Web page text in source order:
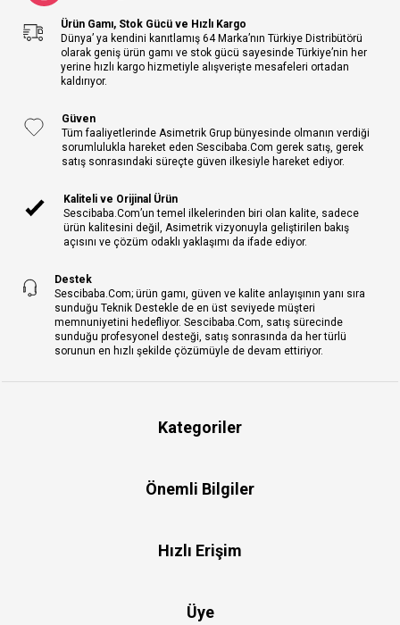
Ürün Gamı, Stok Gücü ve Hızlı Kargo
Dünya’ ya kendini kanıtlamış 64 Marka’nın Türkiye Distribütörü
olarak geniş ürün gamı ve stok gücü sayesinde Türkiye’nin her
yerine hızlı kargo hizmetiyle alışverişte mesafeleri ortadan
kaldırıyor.
Güven
Tüm faaliyetlerinde Asimetrik Grup bünyesinde olmanın verdiği
sorumlulukla hareket eden Sescibaba.Com gerek satış, gerek
satış sonrasındaki süreçte güven ilkesiyle hareket ediyor.
Kaliteli ve Orijinal Ürün
Sescibaba.Com’un temel ilkelerinden biri olan kalite, sadece
ürün kalitesini değil, Asimetrik vizyonuyla geliştirilen bakış
açısını ve çözüm odaklı yaklaşımı da ifade ediyor.
Destek
Sescibaba.Com; ürün gamı, güven ve kalite anlayışının yanı sıra
sunduğu Teknik Destekle de en üst seviyede müşteri
memnuniyetini hedefliyor. Sescibaba.Com, satış sürecinde
sunduğu profesyonel desteği, satış sonrasında da her türlü
sorunun en hızlı şekilde çözümüyle de devam ettiriyor.
Kategoriler
Önemli Bilgiler
Hızlı Erişim
Üye